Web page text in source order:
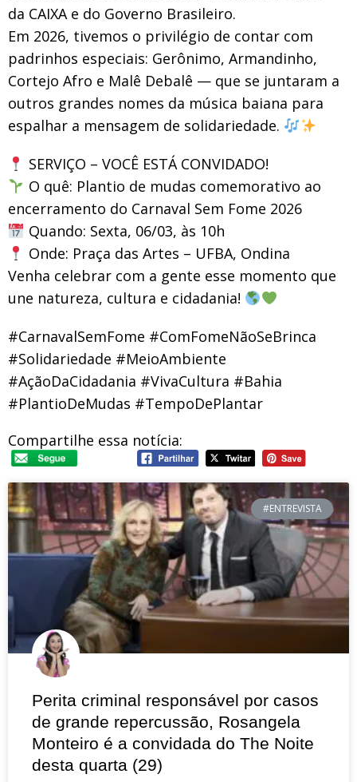
da CAIXA e do Governo Brasileiro.
Em 2026, tivemos o privilégio de contar com
padrinhos especiais: Gerônimo, Armandinho,
Cortejo Afro e Malê Debalê — que se juntaram a
outros grandes nomes da música baiana para
espalhar a mensagem de solidariedade.
SERVIÇO – VOCÊ ESTÁ CONVIDADO!
O quê: Plantio de mudas comemorativo ao
encerramento do Carnaval Sem Fome 2026
Quando: Sexta, 06/03, às 10h
Onde: Praça das Artes – UFBA, Ondina
Venha celebrar com a gente esse momento que
une natureza, cultura e cidadania!
#CarnavalSemFome #ComFomeNãoSeBrinca
#Solidariedade #MeioAmbiente
#AçãoDaCidadania #VivaCultura #Bahia
#PlantioDeMudas #TempoDePlantar
Compartilhe essa notícia:
#ENTREVISTA
Perita criminal responsável por casos
de grande repercussão, Rosangela
Monteiro é a convidada do The Noite
desta quarta (29)